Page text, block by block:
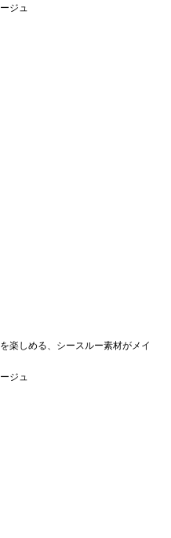
ジュ
楽しめる、シースルー素材がメイ
ジュ